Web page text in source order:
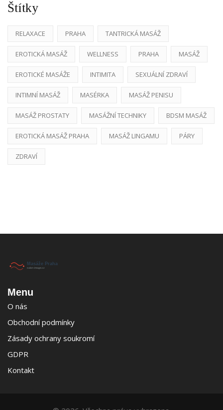
Štítky
RELAXACE PRAHA TANTRICKÁ MASÁŽ
EROTICKÁ MASÁŽ WELLNESS PRAHA MASÁŽ
EROTICKÉ MASÁŽE INTIMITA SEXUÁLNÍ ZDRAVÍ
INTIMNÍ MASÁŽ MASÉRKA MASÁŽ PENISU
MASÁŽ PROSTATY MASÁŽNÍ TECHNIKY BDSM MASÁŽ
EROTICKÁ MASÁŽ PRAHA MASÁŽ LINGAMU PÁRY
ZDRAVÍ
Menu
O nás
Obchodní podmínky
Zásady ochrany soukromí
GDPR
Kontakt